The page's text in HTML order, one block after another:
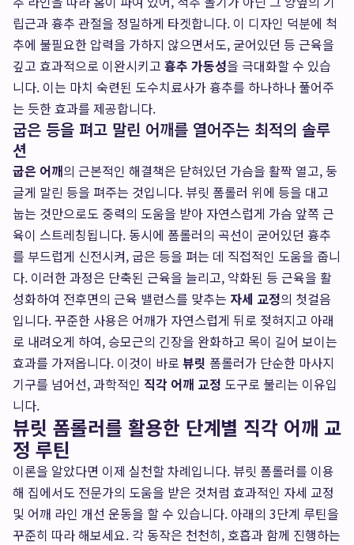
립근과 흉추 관절을 정밀하게 타겟합니다. 이 디자인 덕분에 척
추에 불필요한 압력을 가하지 않으면서도, 굳어있던 등 근육을
깊고 효과적으로 이완시키고 흉추 가동성을 극대화할 수 있습
니다. 이는 마치 숙련된 도수치료사가 흉추를 하나하나 풀어주
는 듯한 효과를 제공합니다.
굽은 등을 펴고 말린 어깨를 열어주는 최적의 솔루
션
굽은 어깨의 근본적인 해결책은 닫혀있던 가슴을 활짝 열고, 둥
글게 말린 등을 펴주는 것입니다. 뷰릿 폼롤러 위에 등을 대고
눕는 것만으로도 중력의 도움을 받아 자연스럽게 가슴 앞쪽 근
육이 스트레칭됩니다. 동시에 폼롤러의 곡선이 굳어있던 흉추
를 부드럽게 신전시켜, 굽은 등을 펴는 데 직접적인 도움을 줍니
다. 이러한 과정은 단축된 근육을 늘리고, 약화된 등 근육을 활
성화하여 전후면의 근육 밸런스를 맞추는 자세 교정의 첫걸음
입니다. 꾸준한 사용은 어깨가 자연스럽게 뒤로 젖혀지고 아래
로 내려오게 하여, 승모근의 긴장을 완화하고 목이 길어 보이는
효과를 가져옵니다. 이것이 바로 뷰릿 폼롤러가 단순한 마사지
기구를 넘어선, 과학적인 직각 어깨 교정 도구로 불리는 이유입
니다.
뷰릿 폼롤러를 활용한 단계별 직각 어깨 교
정 루틴
이론을 알았다면 이제 실천할 차례입니다. 뷰릿 폼롤러를 이용
해 집에서도 전문가의 도움을 받은 것처럼 효과적인 자세 교정
및 어깨 라인 개선 운동을 할 수 있습니다. 아래의 3단계 루틴을
꾸준히 따라 해보세요. 각 동작은 천천히, 호흡과 함께 진행하는